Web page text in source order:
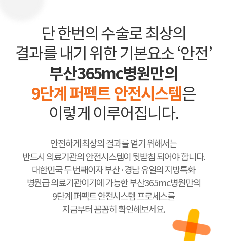
단 한번의 수술로 최상의
결과를 내기 위한 기본요소 ‘안전’
부산365mc병원만의
9단계 퍼펙트 안전시스템은
이렇게 이루어집니다.
안전하게 최상의 결과를 얻기 위해서는
반드시 의료기관의 안전시스템이 뒷받침 되어야 합니다.
대한민국 두 번째이자 부산·경남 유일의 지방특화
병원급 의료기관이기에 가능한 부산365mc병원만의
9단계 퍼펙트 안전시스템 프로세스를
지금부터 꼼꼼히 확인해보세요.